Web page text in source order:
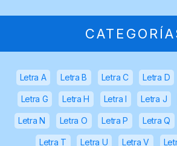
Letra A Letra B Letra C Letra D
Letra G Letra H Letra I Letra J
Letra N Letra O Letra P Letra Q
Letra T Letra U Letra V